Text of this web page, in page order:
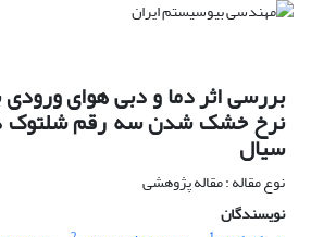
بررسی اثر دما و دبی هوای
نرخ خشک شدن سه رقم
سیال
نوع مقاله : مقاله پژوهشی
نویسندگان